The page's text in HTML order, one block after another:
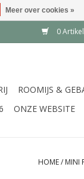
0
ROOMIJS &
ONZE WEBSITE
HOME/ MINI
Meer over cookies »